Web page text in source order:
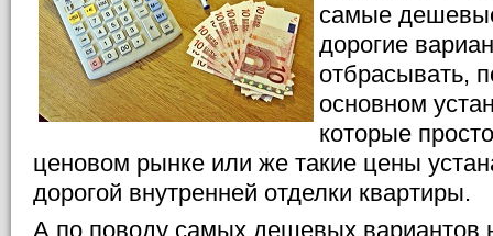
самые
дорогие
отбрасывать,
основном
которые
ценовом рынке или же такие цены
дорогой внутренней отделки квартиры.
А по поводу самых дешевых вариантов